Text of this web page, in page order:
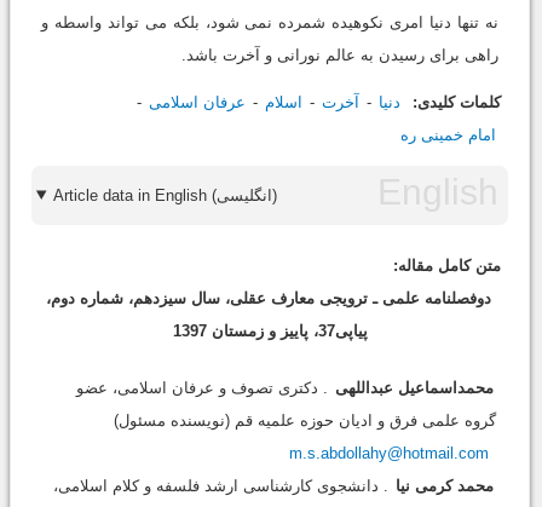
نه تنها دنیا امری نکوهیده شمرده نمی شود، بلکه می تواند واسطه و
راهی برای رسیدن به عالم نورانی و آخرت باشد.
کلمات کلیدی: دنیا آخرت اسلام
عرفان اسلامی
امام خمینی ره
Article data in English (انگلیسی)
متن کامل مقاله:
دوفصلنامه علمی ـ ترویجی معارف عقلی، سال سیزدهم، شماره دوم،
پیاپی37، پاییز و زمستان 1397
محمداسماعیل عبداللهی
. دکتری تصوف و عرفان اسلامی، عضو
گروه علمی فرق و ادیان حوزه علمیه قم (نویسنده مسئول)
m.s.abdollahy@hotmail.com
محمد کرمی نیا
. دانشجوی کارشناسی ارشد فلسفه و کلام اسلامی،